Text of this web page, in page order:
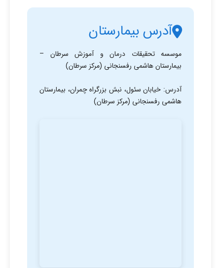
آدرس بیمارستان
موسسه تحقیقات درمان و آموزش سرطان –
بیمارستان هاشمی رفسنجانی (مرکز سرطان)
آدرس: خیابان سئول، نبش بزرگراه چمران، بیمارستان
هاشمی رفسنجانی (مرکز سرطان)